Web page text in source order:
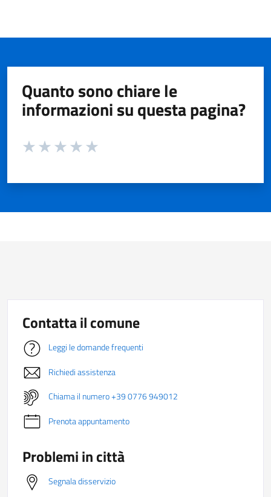
Quanto sono chiare le
informazioni su questa pagina?
Valuta da 1 a 5 stelle la pagina
Contatta il comune
Leggi le domande frequenti
Richiedi assistenza
Chiama il numero +39 0776 949012
Prenota appuntamento
Problemi in città
Segnala disservizio